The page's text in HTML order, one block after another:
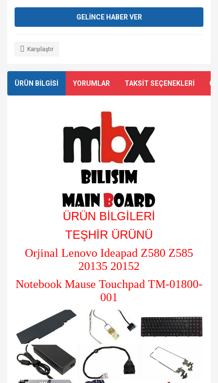
GELİNCE HABER VER
Karşılaştır
ÜRÜN BİLGİSİ YORUMLAR TAKSİT SEÇENEKLERİ
ÜRÜN BİLGİLERİ
TEŞHİR ÜRÜNÜ
Orjinal Lenovo Ideapad Z580 Z585
20135 20152
Notebook Mause Touchpad TM-01800-
001